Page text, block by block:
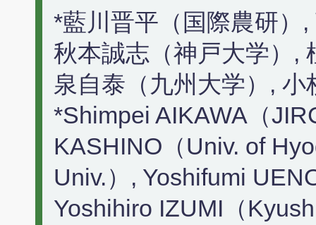
*藍川晋平（国際農研）
秋本誠志（神戸大学）,
泉自泰（九州大学）,
*Shimpei AIKAWA（
KASHINO（Univ. of
Univ.）, Yoshifumi
Yoshihiro IZUMI（